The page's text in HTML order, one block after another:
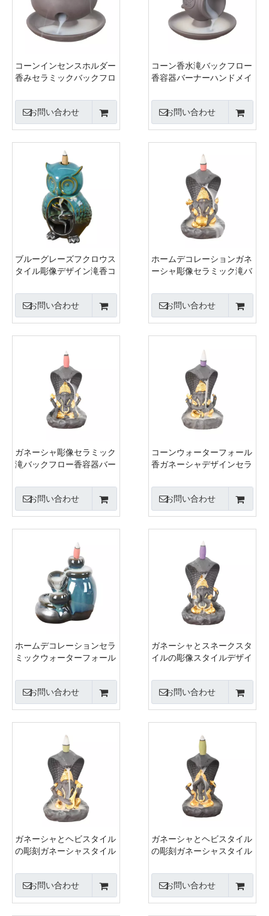
コーンインセンスホルダー
香みセラミックバックフロ
お問い合わせ
コーン香水滝バックフロー
香容器バーナーハンドメイ
お問い合わせ
ブルーグレーズフクロウス
タイル彫像デザイン滝香コ
ックフロー香容器
お問い合わせ
ホームデコレーションガネ
ーシャ彫像セラミック滝バ
お問い合わせ
ガネーシャ彫像セラミック
滝バックフロー香容器バー
お問い合わせ
コーンウォーターフォール
香ガネーシャデザインセラ
ナー
お問い合わせ
ホームデコレーションセラ
ミックウォーターフォール
ー
お問い合わせ
ガネーシャとスネークスタ
イルの彫像スタイルデザイ
ー香バーナー
お問い合わせ
ガネーシャとヘビスタイル
の彫刻ガネーシャスタイル
ックフローセンスバーナー
お問い合わせ
ガネーシャとヘビスタイル
の彫刻ガネーシャスタイル
ックフローセンスバーナー
お問い合わせ